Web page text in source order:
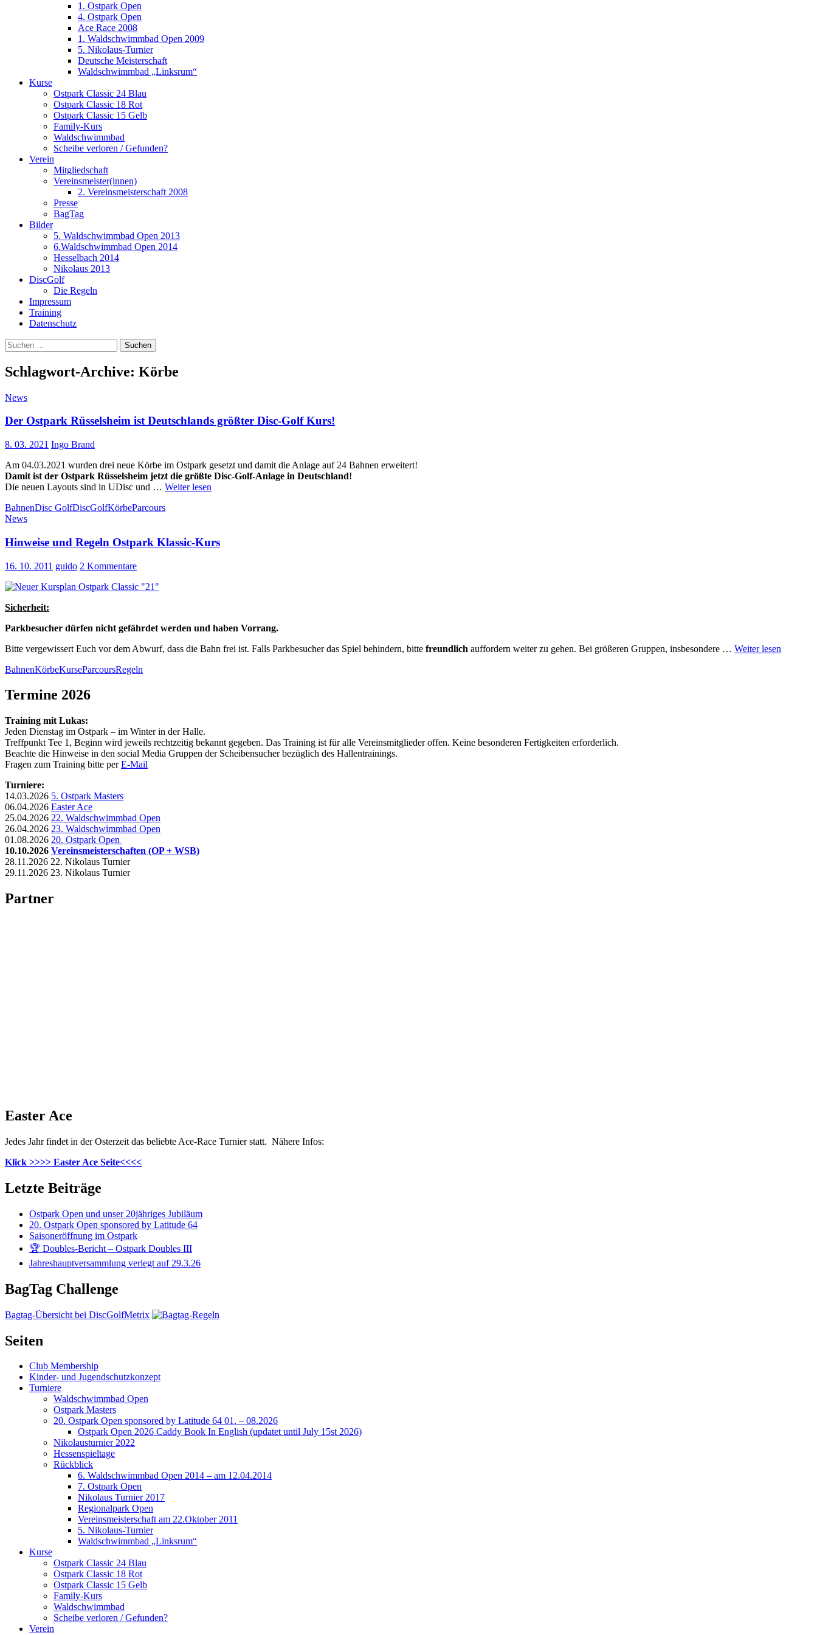
1. Ostpark Open
4. Ostpark Open
Ace Race 2008
1. Waldschwimmbad Open 2009
5. Nikolaus-Turnier
Deutsche Meisterschaft
Waldschwimmbad „Linksrum“
Kurse
Ostpark Classic 24 Blau
Ostpark Classic 18 Rot
Ostpark Classic 15 Gelb
Family-Kurs
Waldschwimmbad
Scheibe verloren / Gefunden?
Verein
Mitgliedschaft
Vereinsmeister(innen)
2. Vereinsmeisterschaft 2008
Presse
BagTag
Bilder
5. Waldschwimmbad Open 2013
6.Waldschwimmbad Open 2014
Hesselbach 2014
Nikolaus 2013
DiscGolf
Die Regeln
Impressum
Training
Datenschutz
Suchen
nach:
Schlagwort-Archive: Körbe
News
Der Ostpark Rüsselsheim ist Deutschlands größter Disc-Golf Kurs!
8. 03. 2021 Ingo Brand
Am 04.03.2021 wurden drei neue Körbe im Ostpark gesetzt und damit die Anlage auf 24 Bahnen erweitert!
Damit ist der Ostpark Rüsselsheim jetzt die größte Disc-Golf-Anlage in Deutschland!
Die neuen Layouts sind in UDisc und … Weiter lesen
BahnenDisc GolfDiscGolfKörbeParcours
News
Hinweise und Regeln Ostpark Klassic-Kurs
16. 10. 2011 guido 2 Kommentare
Sicherheit:
Parkbesucher dürfen nicht gefährdet werden und haben Vorrang.
Bitte vergewissert Euch vor dem Abwurf, dass die Bahn frei ist. Falls Parkbesucher das Spiel behindern, bitte freundlich auffordern weiter zu gehen. Bei größeren Gruppen, insbesondere … Weiter lesen
BahnenKörbeKurseParcoursRegeln
Termine 2026
Training mit Lukas:
Jeden Dienstag im Ostpark – im Winter in der Halle.
Treffpunkt Tee 1, Beginn wird jeweils rechtzeitig bekannt gegeben. Das Training ist für alle Vereinsmitglieder offen. Keine besonderen Fertigkeiten erforderlich.
Beachte die Hinweise in den social Media Gruppen der Scheibensucher bezüglich des Hallentrainings.
Fragen zum Training bitte perE-Mail
Turniere:
14.03.2026 5. Ostpark Masters
06.04.2026 Easter Ace
25.04.2026 22. Waldschwimmbad Open
26.04.2026 23. Waldschwimmbad Open
01.08.2026 20. Ostpark Open
10.10.2026 Vereinsmeisterschaften (OP + WSB)
28.11.2026 22. Nikolaus Turnier
29.11.2026 23. Nikolaus Turnier
Partner
Easter Ace
Jedes Jahr findet in der Osterzeit das beliebte Ace-Race Turnier statt. Nähere Infos:
Klick >>>> Easter Ace Seite<<<<
Letzte Beiträge
Ostpark Open und unser 20jähriges Jubiläum
20. Ostpark Open sponsored by Latitude 64
Saisoneröffnung im Ostpark
🏆 Doubles-Bericht – Ostpark Doubles III
Jahreshauptversammlung verlegt auf 29.3.26
BagTag Challenge
Bagtag-Übersicht bei DiscGolfMetrix
Seiten
Club Membership
Kinder- und Jugendschutzkonzept
Turniere
Waldschwimmbad Open
Ostpark Masters
20. Ostpark Open sponsored by Latitude 64 01. – 08.2026
Ostpark Open 2026 Caddy Book In English (updatet until July 15st 2026)
Nikolausturnier 2022
Hessenspieltage
Rückblick
6. Waldschwimmbad Open 2014 – am 12.04.2014
7. Ostpark Open
Nikolaus Turnier 2017
Regionalpark Open
Vereinsmeisterschaft am 22.Oktober 2011
5. Nikolaus-Turnier
Waldschwimmbad „Linksrum“
Kurse
Ostpark Classic 24 Blau
Ostpark Classic 18 Rot
Ostpark Classic 15 Gelb
Family-Kurs
Waldschwimmbad
Scheibe verloren / Gefunden?
Verein